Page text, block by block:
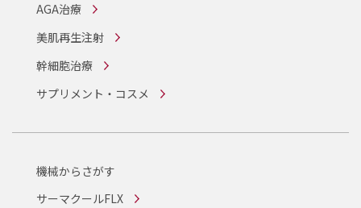
AGA治療
美肌再生注射
幹細胞治療
サプリメント・コスメ
機械からさがす
サーマクールFLX